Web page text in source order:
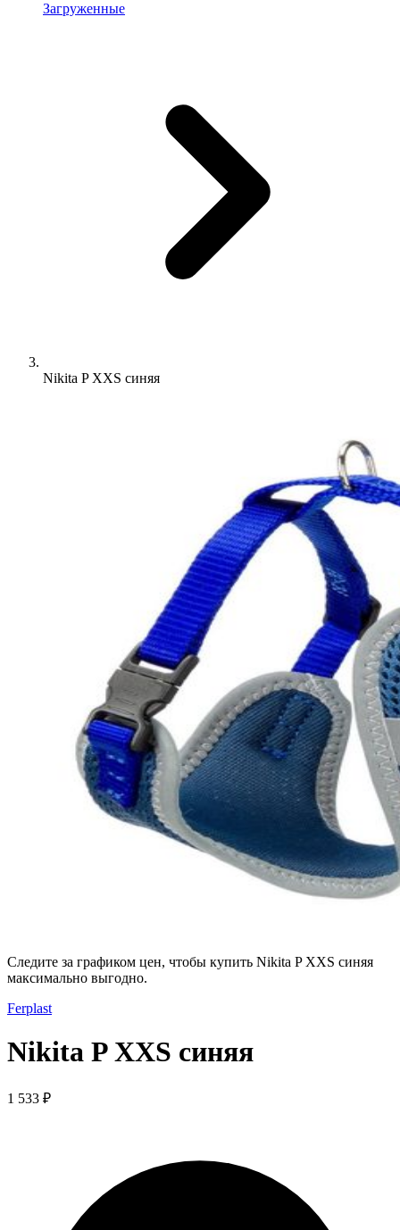
Загруженные
Nikita P XXS синяя
Следите за графиком цен, чтобы купить Nikita P XXS синяя
максимально выгодно.
Ferplast
Nikita P XXS синяя
1 533 ₽